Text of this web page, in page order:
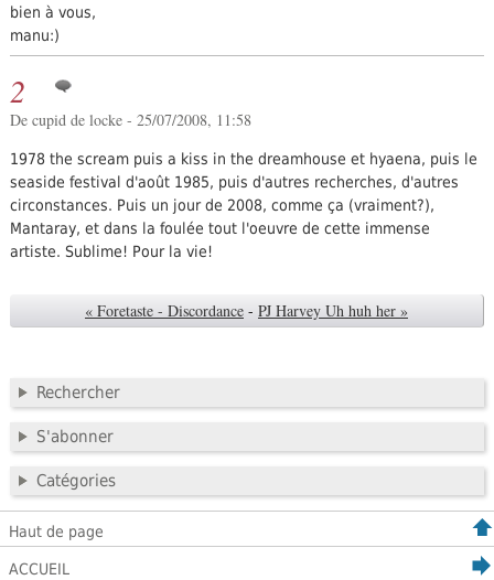
bien à vous,
manu:)
2
De cupid de locke - 25/07/2008, 11:58
1978 the scream puis a kiss in the dreamhouse et hyaena, puis le
seaside festival d'août 1985, puis d'autres recherches, d'autres
circonstances. Puis un jour de 2008, comme ça (vraiment?),
Mantaray, et dans la foulée tout l'oeuvre de cette immense
artiste. Sublime! Pour la vie!
« Foretaste - Discordance - PJ Harvey Uh huh her »
Rechercher
S'abonner
Catégories
Haut de page
ACCUEIL